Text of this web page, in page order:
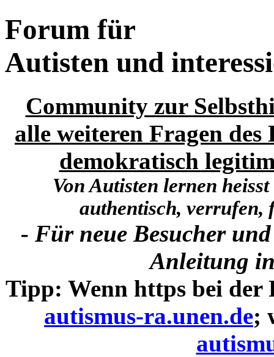
Forum für
Autisten und
Community zur
alle weiteren Fragen
demokratisch
Von Autisten lernen
authentisch, verrufen,
- Für neue Besucher
Anleitung
Tipp: Wenn https bei der
autismus-ra.unen.de;